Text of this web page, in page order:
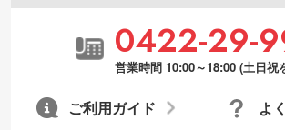
0422-29-
営業時間 10:00～18:00 (土日祝
よ
ご利用ガイド